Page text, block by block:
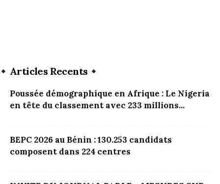
Articles Recents
Poussée démographique en Afrique : Le Nigeria
en tête du classement avec 233 millions...
BEPC 2026 au Bénin : 130.253 candidats
composent dans 224 centres